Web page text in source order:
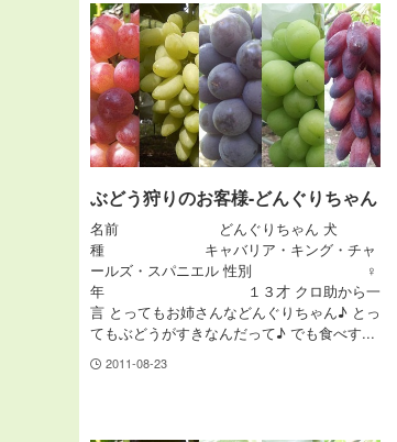
ぶどう狩りのお客様-どんぐりちゃん
名前 どんぐりちゃん 犬
種 キャバリア・キング・チャ
ールズ・スパニエル 性別 ♀
年 １３才 クロ助から一
言 とってもお姉さんなどんぐりちゃん♪ とっ
てもぶどうがすきなんだって♪ でも食べす...
2011-08-23